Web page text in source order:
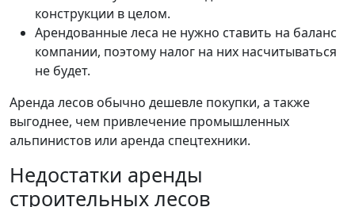
конструкции в целом.
Арендованные леса не нужно ставить на баланс
компании, поэтому налог на них насчитываться
не будет.
Аренда лесов обычно дешевле покупки, а также
выгоднее, чем привлечение промышленных
альпинистов или аренда спецтехники.
Недостатки аренды
строительных лесов